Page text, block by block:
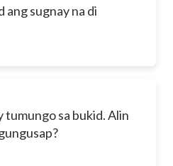
ang sugnay na di
tumungo sa bukid. Alin